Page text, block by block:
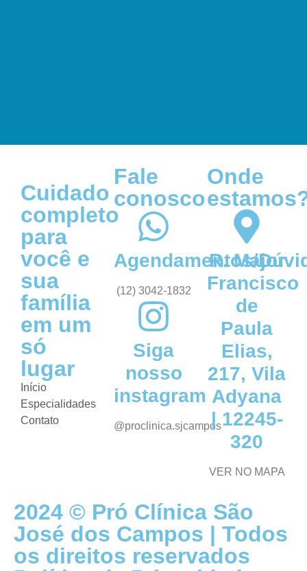
Cuidado
completo
para
você e
sua
família
em um
só
lugar
Início
Especialidades
Contato
Fale
conosco
Agendamentos/
(12) 3042-1832
Siga
nosso
instagram
@proclinica.sjcampos
Onde
R. Major
Francisco
de
Paula
Elias,
217, Vila
Adyana
| 12245-
320
VER NO MAPA
2024 © Pró Clínica São
José dos Campos | Todos
os direitos reservados